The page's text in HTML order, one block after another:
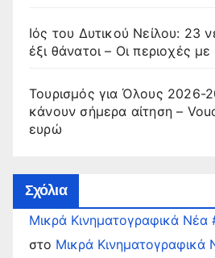
Ιός του Δυτικού Νείλου: 23
έξι θάνατοι – Οι περιοχές με
Τουρισμός για Όλους 2026-
κάνουν σήμερα αίτηση –
ευρώ
Σχόλια
Μικρά Κινηματογραφικά
στο Μικρά Κινηματογραφικά